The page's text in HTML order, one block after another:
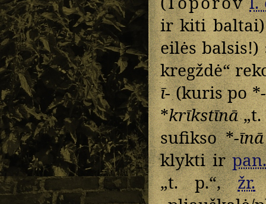
ir kiti
eilės
kregždė“
ī-(kuris po *
*krīkstīnā„t.
sufikso *-īnā
klykti ir
„t. p.“,žr.